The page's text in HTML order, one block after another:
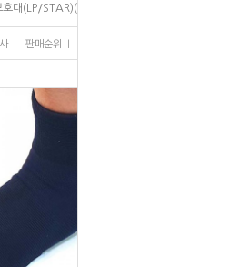
호대(LP/STAR)(20)
I 판매순위